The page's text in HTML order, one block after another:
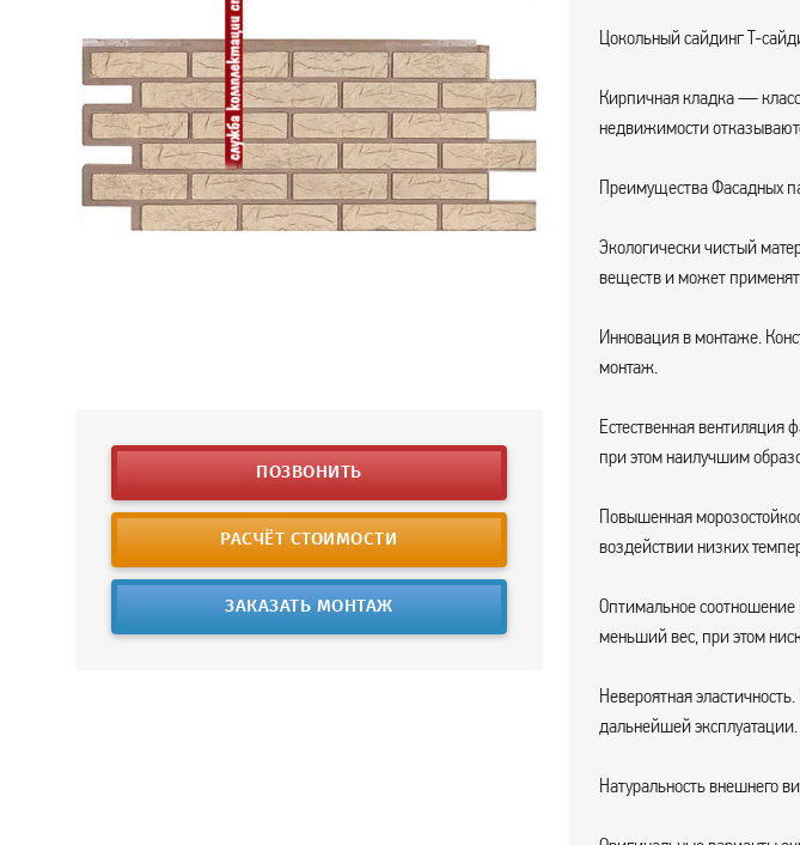
ПОЗВОНИТЬ
РАСЧЁТ СТОИМОСТИ
ЗАКАЗАТЬ МОНТАЖ
Цокольный сайдинг T-
Кирпичная кладка —
недвижимости
Преимущества Фасадных
Экологически чистый
веществ и может
Инновация в монтаже.
монтаж.
Естественная
при этом наилучшим
Повышенная
воздействии низких
Оптимальное соотношение
меньший вес, при этом
Невероятная
дальнейшей эксплуатации.
Натуральность внешнего